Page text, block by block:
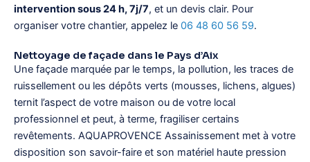
intervention sous 24 h, 7j/7, et un devis clair. Pour
organiser votre chantier, appelez le 06 48 60 56 59.
Nettoyage de façade dans le Pays d’Aix
Une façade marquée par le temps, la pollution, les traces de
ruissellement ou les dépôts verts (mousses, lichens, algues)
ternit l’aspect de votre maison ou de votre local
professionnel et peut, à terme, fragiliser certains
revêtements. AQUAPROVENCE Assainissement met à votre
disposition son savoir-faire et son matériel haute pression